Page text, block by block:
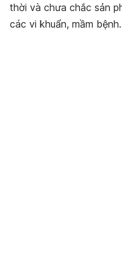
thời và chưa chắc sản
các vi khuẩn, mầm bệnh.